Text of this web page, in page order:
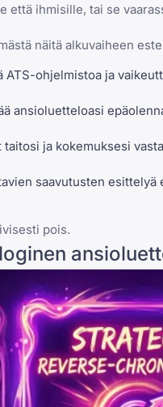
että ihmisille, tai se
näitä alkuvaiheen
ohjelmistoa ja
ansioluetteloasi
ja kokemuksesi
saavutusten esittelyä
pois.